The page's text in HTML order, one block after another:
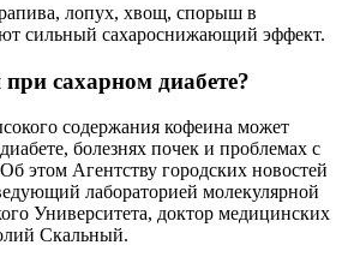
лопух, хвощ, спорыш в
сильный сахароснижающий эффект.
сахарном диабете?
содержания кофеина может
болезнях почек и проблемах с
этом Агентству городских новостей
лабораторией молекулярной
Университета, доктор медицинских
Скальный.